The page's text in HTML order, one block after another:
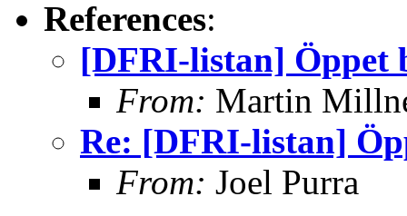
References:
[DFRI-listan] Öppet
From: Martin
Re: [DFRI-listan]
From: Joel Purra